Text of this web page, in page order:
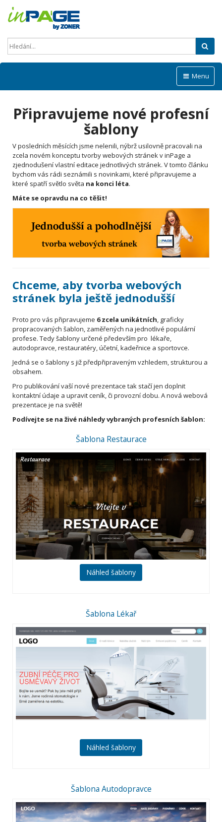
Menu
Připravujeme nové profesní
šablony
V posledních měsících jsme nelenili, nýbrž usilovně pracovali na
zcela novém konceptu tvorby webových stránek v inPage a
zjednodušení vlastní editace jednotlivých stránek. V tomto článku
bychom vás rádi seznámili s novinkami, které připravujeme a
které spatří světlo světa na konci léta.
Máte se opravdu na co těšit!
Chceme, aby tvorba webových
stránek byla ještě jednodušší
Proto pro vás připravujeme 6 zcela unikátních, graficky
propracovaných šablon, zaměřených na jednotlivé populární
profese. Tedy šablony určené především pro lékaře,
autodopravce, restauratéry, účetní, kadeřnice a sportovce.
Jedná se o šablony s již předpřipraveným vzhledem, strukturou a
obsahem.
Pro publikování vaší nové prezentace tak stačí jen doplnit
kontaktní údaje a upravit ceník, či provozní dobu. A nová webová
prezentace je na světě!
Podívejte se na živé náhledy vybraných profesních šablon:
Šablona Restaurace
Náhled šablony
Šablona Lékař
Náhled šablony
Šablona Autodopravce